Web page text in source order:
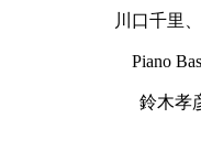
川口千里
Piano
鈴木孝